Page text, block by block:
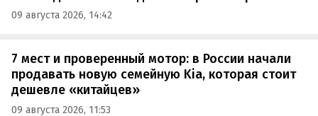
09 августа 2026, 14:42
7 мест и проверенный мотор: в России начали
продавать новую семейную Kia, которая стоит
дешевле «китайцев»
09 августа 2026, 11:53